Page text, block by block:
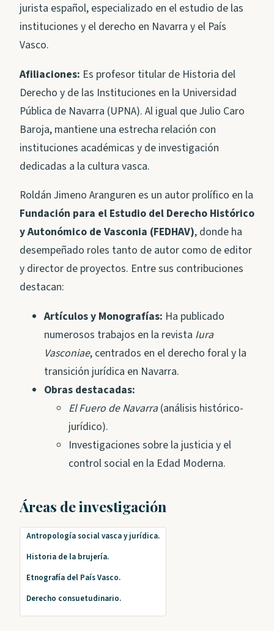
jurista español, especializado en el estudio de las
instituciones y el derecho en Navarra y el País
Vasco.
Afiliaciones: Es profesor titular de Historia del
Derecho y de las Instituciones en la Universidad
Pública de Navarra (UPNA). Al igual que Julio Caro
Baroja, mantiene una estrecha relación con
instituciones académicas y de investigación
dedicadas a la cultura vasca.
Roldán Jimeno Aranguren es un autor prolífico en la
Fundación para el Estudio del Derecho Histórico
y Autonómico de Vasconia (FEDHAV), donde ha
desempeñado roles tanto de autor como de editor
y director de proyectos. Entre sus contribuciones
destacan:
Artículos y Monografías: Ha publicado
numerosos trabajos en la revista Iura
Vasconiae, centrados en el derecho foral y la
transición jurídica en Navarra.
Obras destacadas:
El Fuero de Navarra (análisis histórico-
jurídico).
Investigaciones sobre la justicia y el
control social en la Edad Moderna.
Áreas de investigación
Antropología social vasca y jurídica.
Historia de la brujería.
Etnografía del País Vasco.
Derecho consuetudinario.